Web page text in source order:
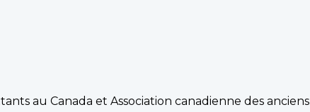
au Canada et Association canadienne des anciens